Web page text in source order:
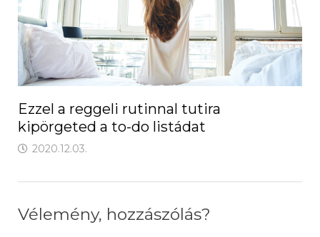
Ezzel a reggeli rutinnal tutira
kipörgeted a to-do listádat
2020.12.03.
Vélemény, hozzászólás?